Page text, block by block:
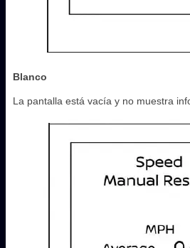
Blanco
La pantalla está vacía y no muestra